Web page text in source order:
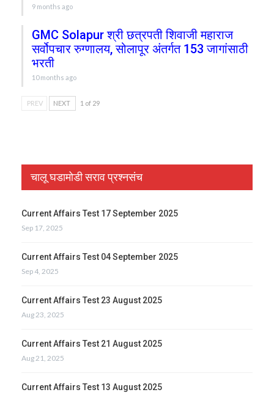
9 months ago
GMC Solapur श्री छत्रपती शिवाजी महाराज
सर्वोपचार रुग्णालय, सोलापूर अंतर्गत 153 जागांसाठी
भरती
10 months ago
PREV NEXT 1 of 29
चालू घडामोडी सराव प्रश्नसंच
Current Affairs Test 17 September 2025
Sep 17, 2025
Current Affairs Test 04 September 2025
Sep 4, 2025
Current Affairs Test 23 August 2025
Aug 23, 2025
Current Affairs Test 21 August 2025
Aug 21, 2025
Current Affairs Test 13 August 2025